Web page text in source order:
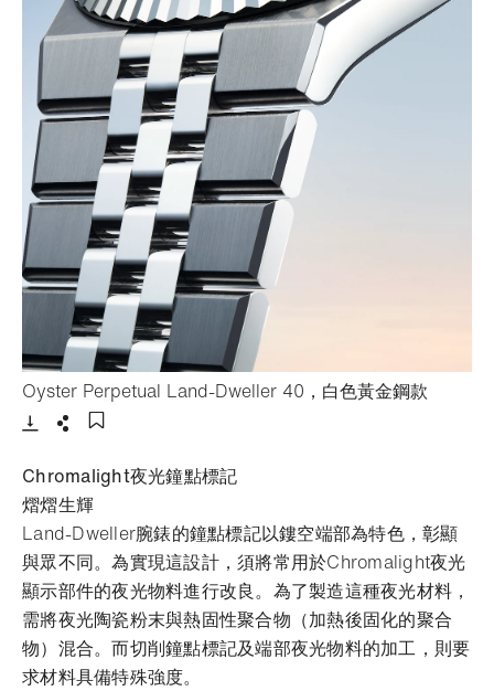
Oyster Perpetual Land-Dweller 40，白色黃金鋼款
Chromalight夜光鐘點標記
熠熠生輝
Land-Dweller腕錶的鐘點標記以鏤空端部為特色，彰顯
與眾不同。為實現這設計，須將常用於Chromalight夜光
顯示部件的夜光物料進行改良。為了製造這種夜光材料，
需將夜光陶瓷粉末與熱固性聚合物（加熱後固化的聚合
物）混合。而切削鐘點標記及端部夜光物料的加工，則要
求材料具備特殊強度。